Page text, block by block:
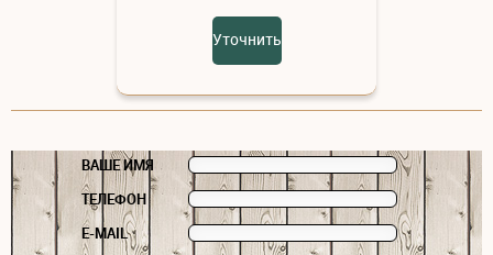
Уточнить
ВАШЕ ИМЯ
ТЕЛЕФОН
E-MAIL